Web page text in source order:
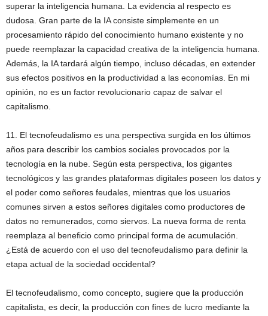
superar la inteligencia humana. La evidencia al respecto es
dudosa. Gran parte de la IA consiste simplemente en un
procesamiento rápido del conocimiento humano existente y no
puede reemplazar la capacidad creativa de la inteligencia humana.
Además, la IA tardará algún tiempo, incluso décadas, en extender
sus efectos positivos en la productividad a las economías. En mi
opinión, no es un factor revolucionario capaz de salvar el
capitalismo.
11. El tecnofeudalismo es una perspectiva surgida en los últimos
años para describir los cambios sociales provocados por la
tecnología en la nube. Según esta perspectiva, los gigantes
tecnológicos y las grandes plataformas digitales poseen los datos y
el poder como señores feudales, mientras que los usuarios
comunes sirven a estos señores digitales como productores de
datos no remunerados, como siervos. La nueva forma de renta
reemplaza al beneficio como principal forma de acumulación.
¿Está de acuerdo con el uso del tecnofeudalismo para definir la
etapa actual de la sociedad occidental?
El tecnofeudalismo, como concepto, sugiere que la producción
capitalista, es decir, la producción con fines de lucro mediante la